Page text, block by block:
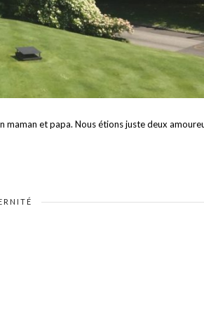
maman et papa. Nous étions juste deux